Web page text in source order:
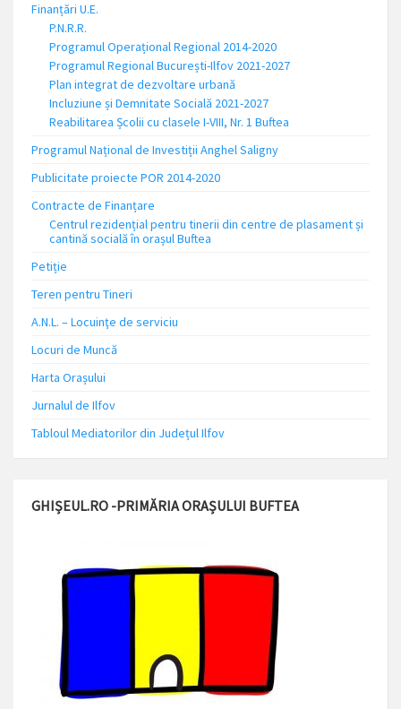
Finanțări U.E.
P.N.R.R.
Programul Operațional Regional 2014-2020
Programul Regional București-Ilfov 2021-2027
Plan integrat de dezvoltare urbană
Incluziune și Demnitate Socială 2021-2027
Reabilitarea Școlii cu clasele I-VIII, Nr. 1 Buftea
Programul Național de Investiții Anghel Saligny
Publicitate proiecte POR 2014-2020
Contracte de Finanțare
Centrul rezidențial pentru tinerii din centre de plasament și
cantină socială în orașul Buftea
Petiție
Teren pentru Tineri
A.N.L. – Locuinţe de serviciu
Locuri de Muncă
Harta Orașului
Jurnalul de Ilfov
Tabloul Mediatorilor din Județul Ilfov
GHIȘEUL.RO -PRIMĂRIA ORAȘULUI BUFTEA